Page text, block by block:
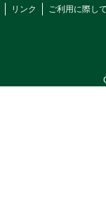
リンク ご利用に際し